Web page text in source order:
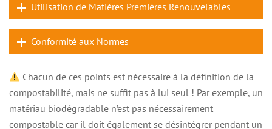
Utilisation de Matières Premières Renouvelables
Conformité aux Normes
Chacun de ces points est nécessaire à la définition de la
compostabilité, mais ne suffit pas à lui seul ! Par exemple, un
matériau biodégradable n’est pas nécessairement
compostable car il doit également se désintégrer pendant un